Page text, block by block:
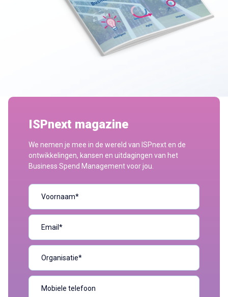
ISPnext magazine
We nemen je mee in de wereld van ISPnext en de
ontwikkelingen, kansen en uitdagingen van het
Business Spend Management voor jou.